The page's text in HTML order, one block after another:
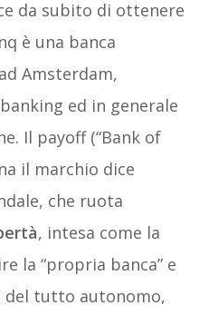
da subito di ottenere
è una banca
Amsterdam,
ed in generale
Il payoff (“Bank of
il marchio dice
che ruota
, intesa come la
la “propria banca” e
tutto autonomo,